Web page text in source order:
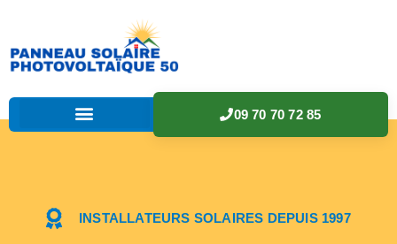
09 70 70 72 85
INSTALLATEURS SOLAIRES DEPUIS 1997